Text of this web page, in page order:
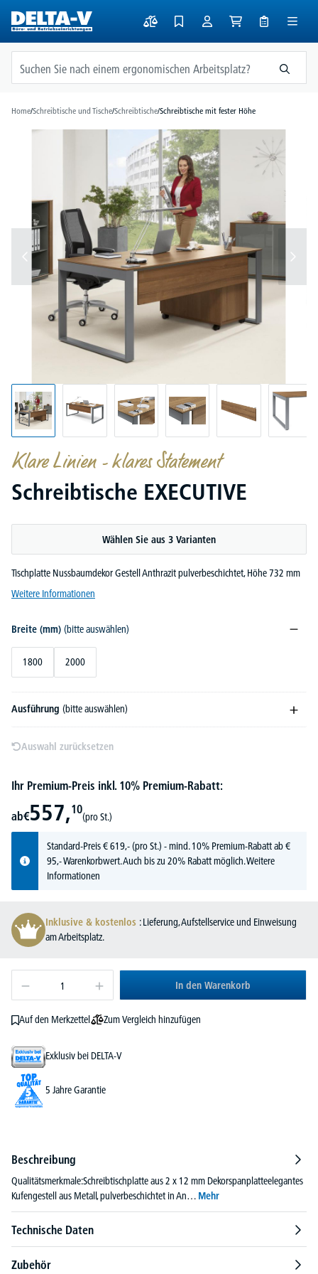
springen
Home/Schreibtische und Tische/Schreibtische/Schreibtische mit fester Höhe
Bildergalerie überspringen
Klare Linien - klares Statement
Schreibtische EXECUTIVE
Wählen Sie aus 3 Varianten
Tischplatte Nussbaumdekor Gestell Anthrazit pulverbeschichtet, Höhe 732 mm
Weitere Informationen
Breite (mm) (bitte auswählen)
1800 2000
Ausführung (bitte auswählen)
Auswahl zurücksetzen
Ihr Premium-Preis inkl. 10% Premium-Rabatt:
ab€557,10
(pro St.)
Standard-Preis€619,-(pro St.) - mind. 10% Premium-Rabatt ab €
95,- Warenkorbwert. Auch bis zu 20% Rabatt möglich.Weitere
Informationen
Inklusive & kostenlos : Lieferung, Aufstellservice und Einweisung
am Arbeitsplatz.
In den Warenkorb
Auf den Merkzettel Zum Vergleich hinzufügen
Exklusiv bei DELTA-V
5 Jahre Garantie
Beschreibung
Qualitätsmerkmale:Schreibtischplatte aus 2 x 12 mm Dekorspanplatteelegantes
Kufengestell aus Metall, pulverbeschichtet in An… Mehr
Technische Daten
Zubehör